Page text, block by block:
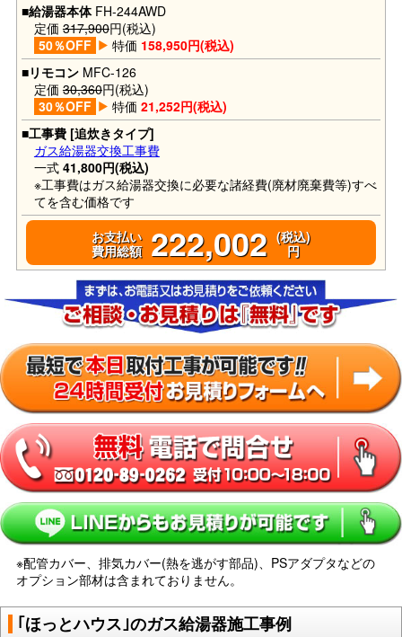
■給湯器本体FH-244AWD
定価 317,900円(税込)
50％OFF
特価 158,950円(税込)
■リモコンMFC-126
定価 30,360円(税込)
30％OFF
特価 21,252円(税込)
■工事費 [追炊きタイプ]
ガス給湯器交換工事費
一式 41,800円(税込)
※工事費はガス給湯器交換に必要な諸経費(廃材廃棄費等)すべ
てを含む価格です
お支払い
費用総額222,002 (税込)
円
※配管カバー、排気カバー(熱を逃がす部品)、PSアダプタなどの
オプション部材は含まれておりません。
｢ほっとハウス｣のガス給湯器施工事例